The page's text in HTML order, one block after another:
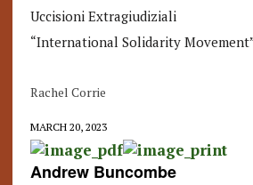
Uccisioni Extragiudiziali
“International Solidarity
Rachel Corrie
MARCH 20, 2023
Andrew Buncombe